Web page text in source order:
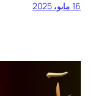
16 مايو، 2025